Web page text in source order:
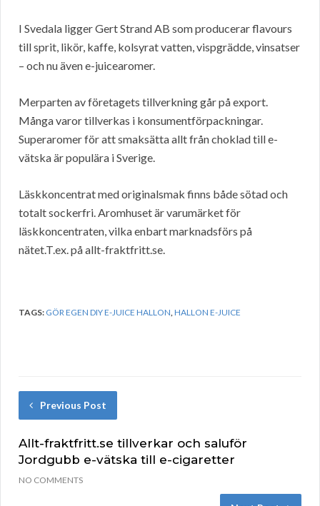
I Svedala ligger Gert Strand AB som producerar flavours
till sprit, likör, kaffe, kolsyrat vatten, vispgrädde, vinsatser
– och nu även e-juicearomer.
Merparten av företagets tillverkning går på export.
Många varor tillverkas i konsumentförpackningar.
Superaromer för att smaksätta allt från choklad till e-
vätska är populära i Sverige.
Läskkoncentrat med originalsmak finns både sötad och
totalt sockerfri. Aromhuset är varumärket för
läskkoncentraten, vilka enbart marknadsförs på
nätet.T.ex. på allt-fraktfritt.se.
TAGS: GÖR EGEN DIY E-JUICE HALLON,HALLON E-JUICE
Previous Post
Allt-fraktfritt.se tillverkar och saluför
Jordgubb e-vätska till e-cigaretter
NO COMMENTS